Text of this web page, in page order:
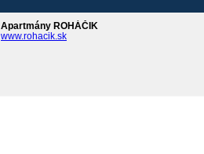
Apartmány ROHÁČIK
www.rohacik.sk